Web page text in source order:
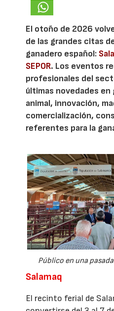
El otoño de 2026
de las grandes citas
ganadero español:
SEPOR. Los eventos
profesionales del
últimas novedades
animal, innovación,
comercialización,
referentes para la
Público en una
Salamaq
El recinto ferial de